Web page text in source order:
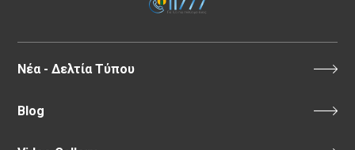
Νέα - Δελτία Τύπου
Blog